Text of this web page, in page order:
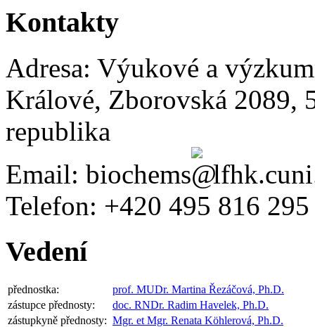
Kontakty
Adresa: Výukové a
Králové, Zborovská 2089,
republika
Email: biochems
Telefon: +420 495 816 295
Vedení
přednostka:
prof. MUDr. Martina Řezáčová, Ph.D.
zástupce přednosty:
doc. RNDr. Radim Havelek, Ph.D.
zástupkyně přednosty: Mgr. et Mgr. Renata Köhlerová, Ph.D.